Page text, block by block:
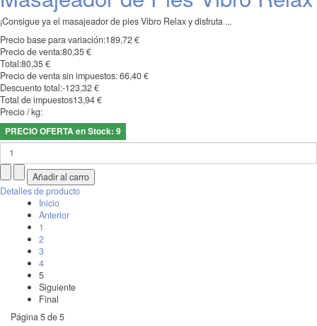
¡Consigue ya el masajeador de pies Vibro Relax y disfruta ...
Precio base para variación:189,72 €
Precio de venta:80,35 €
Total:80,35 €
Precio de venta sin impuestos:66,40 €
Descuento total:-123,32 €
Total de impuestos13,94 €
Precio / kg:
PRECIO OFERTA en Stock: 9
Detalles de producto
Inicio
Anterior
1
2
3
4
5
Siguiente
Final
Página 5 de 5